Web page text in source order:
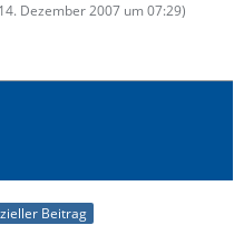
14. Dezember 2007 um 07:29)
Beitrag